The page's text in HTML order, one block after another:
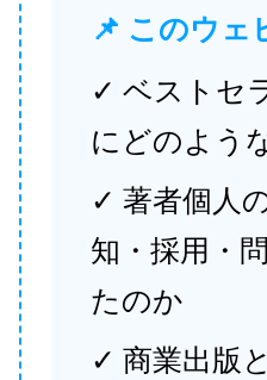
📌 このウェ
✓ ベストセ
にどのよう
✓ 著者個人
知・採用・
たのか
✓ 商業出版